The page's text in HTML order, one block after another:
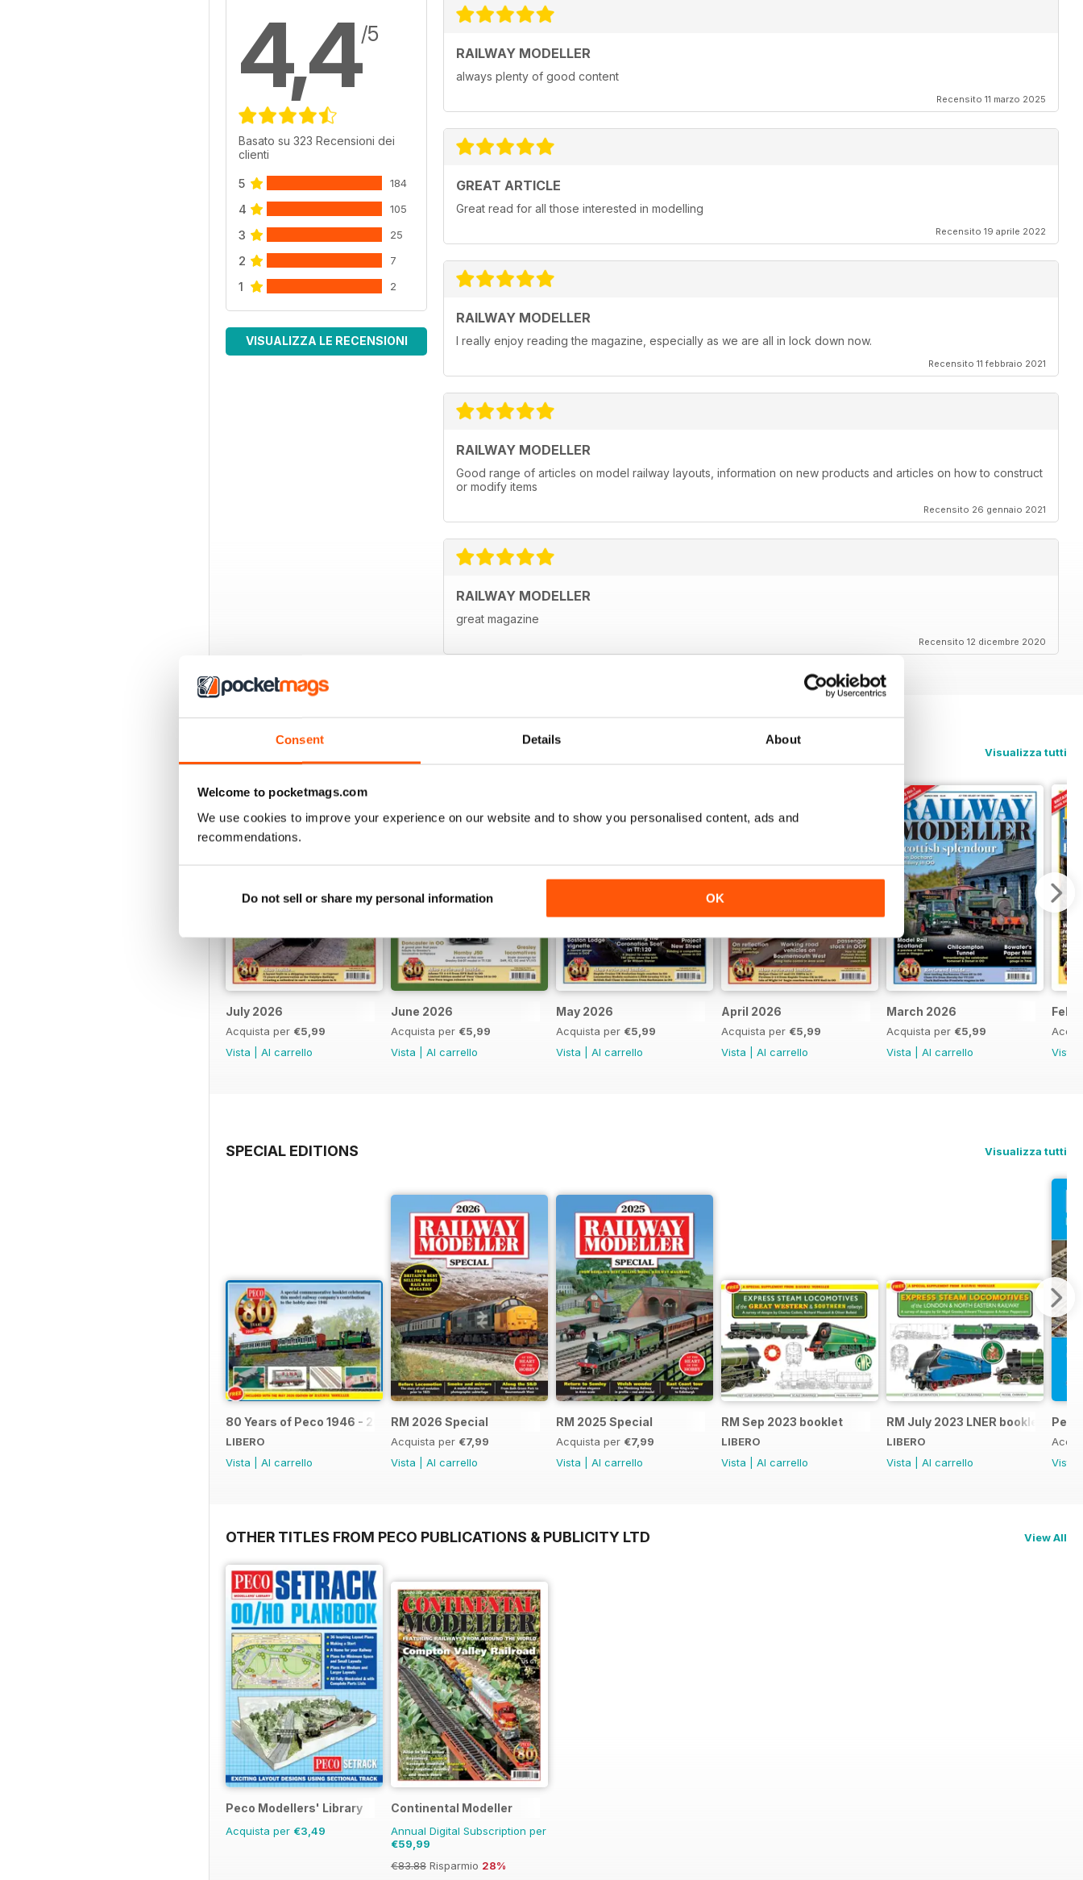
Consent Details About
Welcome to pocketmags.com
We use cookies to improve your experience on our website and to show you personalised content, ads and
recommendations.
Do not sell or share my personal information OK
4,4/5
Basato su 323 Recensioni dei
clienti
5 184
4 105
3 25
2 7
1 2
VISUALIZZA LE RECENSIONI
RAILWAY MODELLER
always plenty of good content
Recensito 11 marzo 2025
GREAT ARTICLE
Great read for all those interested in modelling
Recensito 19 aprile 2022
RAILWAY MODELLER
I really enjoy reading the magazine, especially as we are all in lock down now.
Recensito 11 febbraio 2021
RAILWAY MODELLER
Good range of articles on model railway layouts, information on new products and articles on how to construct
or modify items
Recensito 26 gennaio 2021
RAILWAY MODELLER
great magazine
Recensito 12 dicembre 2020
Visualizza tutti
July 2026
Acquista per €5,99
Vista
Al carrello
June 2026
Acquista per €5,99
Vista
Al carrello
May 2026
Acquista per €5,99
Vista
Al carrello
April 2026
Acquista per €5,99
Vista
Al carrello
March 2026
Acquista per €5,99
Vista
Al carrello
Vista
SPECIAL EDITIONS Visualizza tutti
80 Years of Peco 1946 - 2026
LIBERO
Vista
Al carrello
RM 2026 Special
Acquista per €7,99
Vista
Al carrello
RM 2025 Special
Acquista per €7,99
Vista
Al carrello
RM Sep 2023 booklet
LIBERO
Vista
Al carrello
RM July 2023 LNER booklet
LIBERO
Vista
Al carrello
Vista
OTHER TITLES FROM PECO PUBLICATIONS & PUBLICITY LTD View All
Peco Modellers' Library
Acquista per €3,49
Continental Modeller
Annual Digital Subscription per
€59,99
€83.88 Risparmio 28%